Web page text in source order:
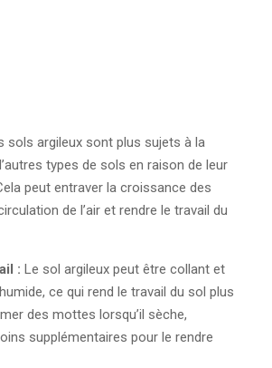
sols argileux sont plus sujets à la
types de sols en raison de leur
peut entraver la croissance des
de l’air et rendre le travail du
: Le sol argileux peut être collant et
ce qui rend le travail du sol plus
des mottes lorsqu’il sèche,
supplémentaires pour le rendre